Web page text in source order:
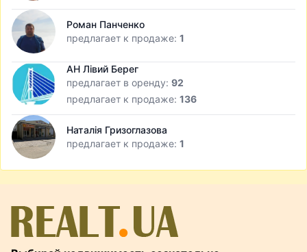
Роман Панченко
предлагает к продаже: 1
АН Лівий Берег
предлагает в оренду: 92
предлагает к продаже: 136
Наталія Гризоглазова
предлагает к продаже: 1